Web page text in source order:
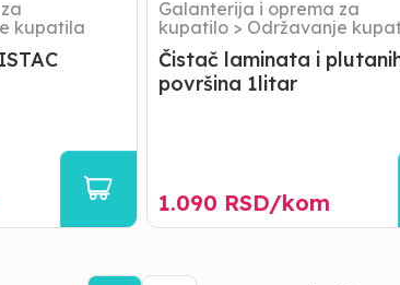
kupatila
Galanterija i oprema za
kupatilo > Održavanje
Čistač laminata i
površina 1litar
1.090 RSD/kom